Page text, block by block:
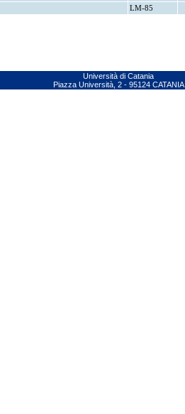
LM-85
Università di Catania
Piazza Università, 2 - 95124 CATANIA